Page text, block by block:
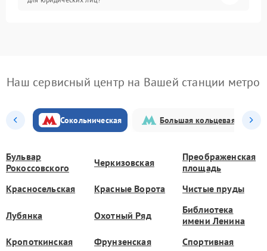
Наш сервисный центр на Вашей станции метро
Сокольническая Большая кольцевая
Бульвар
Рокоссовского
Черкизовская
Преображенская
площадь
Красносельская
Красные Ворота Чистые пруды
Лубянка Охотный Ряд
Библиотека
имени Ленина
Кропоткинская
Фрунзенская Спортивная